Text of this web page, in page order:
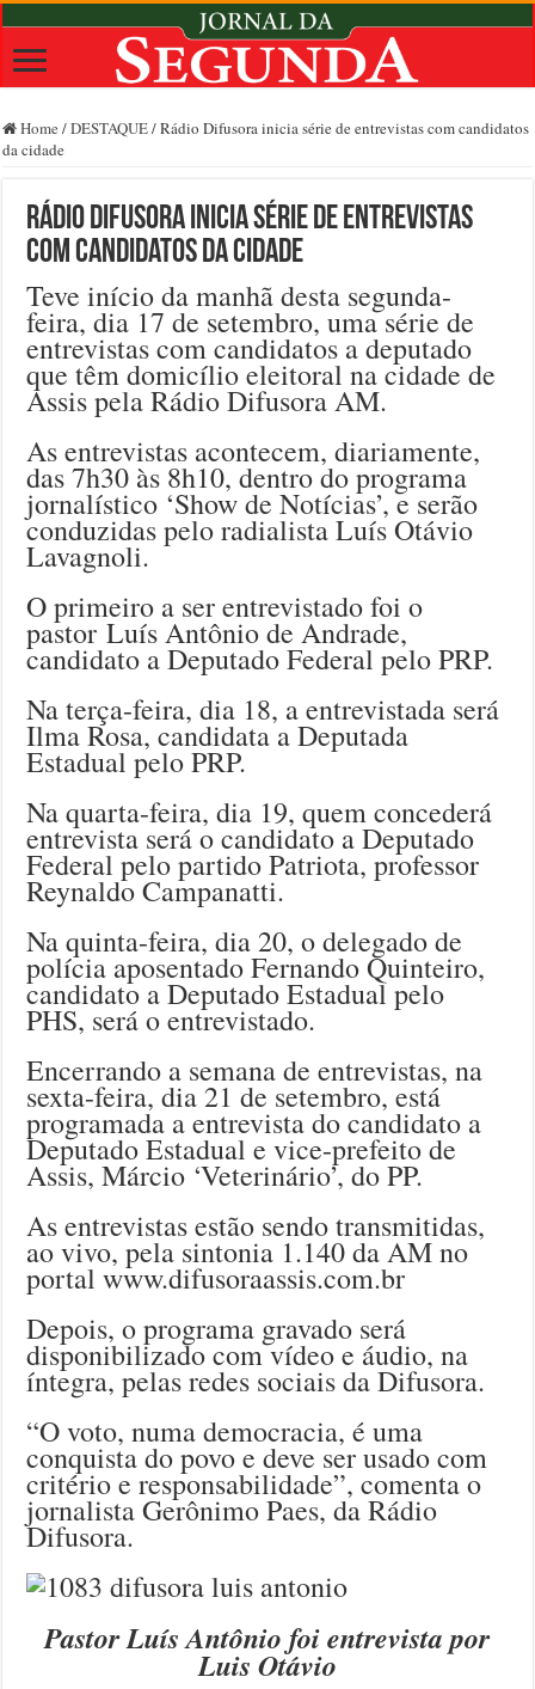
Home /DESTAQUE/Rádio Difusora inicia série de entrevistas com candidatos
da cidade
Rádio Difusora inicia série de entrevistas
com candidatos da cidade
Teve início da manhã desta segunda-
feira, dia 17 de setembro, uma série de
entrevistas com candidatos a deputado
que têm domicílio eleitoral na cidade de
Assis pela Rádio Difusora AM.
As entrevistas acontecem, diariamente,
das 7h30 às 8h10, dentro do programa
jornalístico ‘Show de Notícias’, e serão
conduzidas pelo radialista Luís Otávio
Lavagnoli.
O primeiro a ser entrevistado foi o
pastor Luís Antônio de Andrade,
candidato a Deputado Federal pelo PRP.
Na terça-feira, dia 18, a entrevistada será
Ilma Rosa, candidata a Deputada
Estadual pelo PRP.
Na quarta-feira, dia 19, quem concederá
entrevista será o candidato a Deputado
Federal pelo partido Patriota, professor
Reynaldo Campanatti.
Na quinta-feira, dia 20, o delegado de
polícia aposentado Fernando Quinteiro,
candidato a Deputado Estadual pelo
PHS, será o entrevistado.
Encerrando a semana de entrevistas, na
sexta-feira, dia 21 de setembro, está
programada a entrevista do candidato a
Deputado Estadual e vice-prefeito de
Assis, Márcio ‘Veterinário’, do PP.
As entrevistas estão sendo transmitidas,
ao vivo, pela sintonia 1.140 da AM no
portal www.difusoraassis.com.br
Depois, o programa gravado será
disponibilizado com vídeo e áudio, na
íntegra, pelas redes sociais da Difusora.
“O voto, numa democracia, é uma
conquista do povo e deve ser usado com
critério e responsabilidade”, comenta o
jornalista Gerônimo Paes, da Rádio
Difusora.
Pastor Luís Antônio foi entrevista por
Luis Otávio